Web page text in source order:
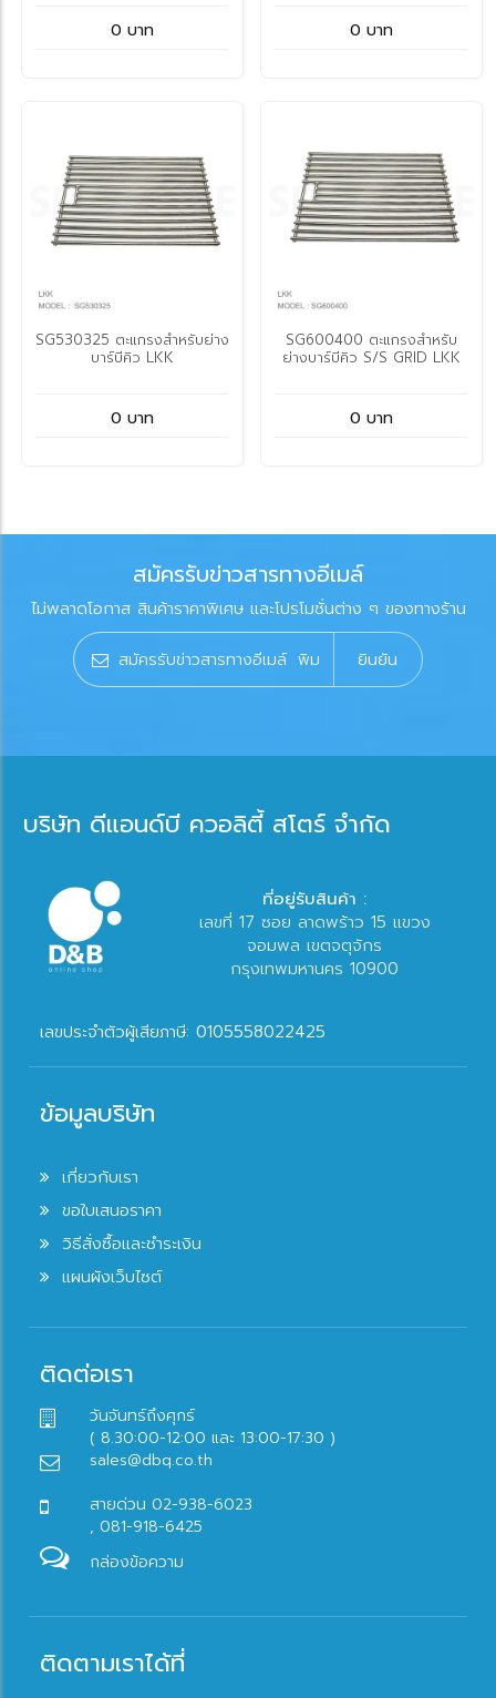
0 บาท 0 บาท
SG530325 ตะแกรงสำหรับย่าง
บาร์บีคิว LKK
0 บาท
SG600400 ตะแกรงสำหรับ
ย่างบาร์บีคิว S/S GRID LKK
0 บาท
สมัครรับข่าวสารทางอีเมล์
ไม่พลาดโอกาส สินค้าราคาพิเศษ และโปรโมชั่นต่าง ๆ ของทางร้าน
ยินยัน
บริษัท ดีแอนด์บี ควอลิตี้ สโตร์ จำกัด
ที่อยู่รับสินค้า :
เลขที่ 17 ซอย ลาดพร้าว 15 แขวง
จอมพล เขตจตุจักร
กรุงเทพมหานคร 10900
เลขประจำตัวผู้เสียภาษี: 0105558022425
ข้อมูลบริษัท
เกี่ยวกับเรา
ขอใบเสนอราคา
วิธีสั่งซื้อและชำระเงิน
แผนผังเว็บไซต์
ติดต่อเรา
วันจันทร์ถึงศุกร์
( 8.30:00-12:00 และ 13:00-17:30 )
sales@dbq.co.th
สายด่วน 02-938-6023
, 081-918-6425
กล่องข้อความ
ติดตามเราได้ที่